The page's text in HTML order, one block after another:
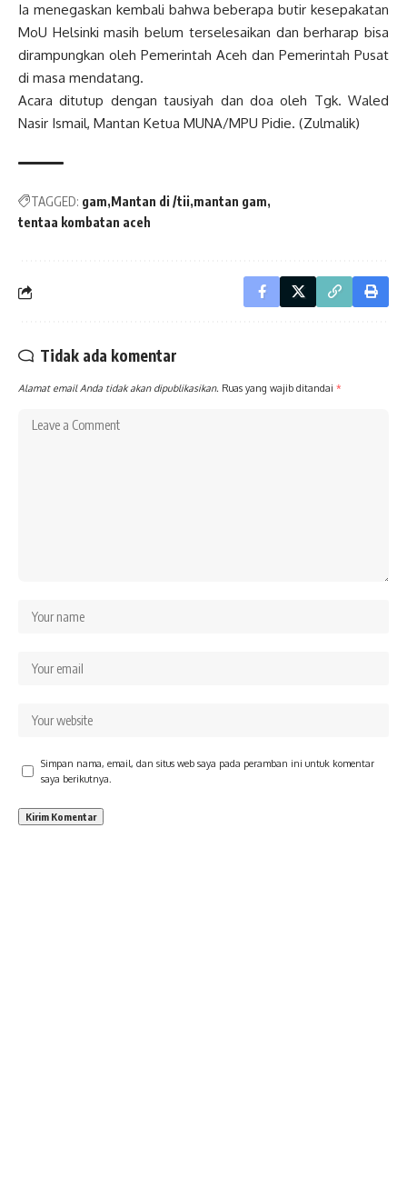
Ia menegaskan kembali bahwa beberapa butir kesepakatan
MoU Helsinki masih belum terselesaikan dan berharap bisa
dirampungkan oleh Pemerintah Aceh dan Pemerintah Pusat
di masa mendatang.
Acara ditutup dengan tausiyah dan doa oleh Tgk. Waled
Nasir Ismail, Mantan Ketua MUNA/MPU Pidie. (Zulmalik)
TAGGED: gam Mantan di /tii mantan gam
tentaa kombatan aceh
Tidak ada komentar
Alamat email Anda tidak akan dipublikasikan. Ruas yang wajib ditandai *
Simpan nama, email, dan situs web saya pada peramban ini untuk komentar
saya berikutnya.